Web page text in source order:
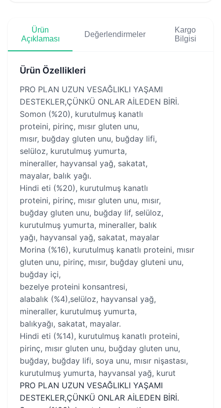
Ürün
Açıklaması
Değerlendirmeler
Kargo
Bilgisi
Ürün Özellikleri
PRO PLAN UZUN VESAĞLIKLI YAŞAMI
DESTEKLER,ÇÜNKÜ ONLAR AİLEDEN BİRİ.
Somon (%20), kurutulmuş kanatlı
proteini, pirinç, mısır gluten unu,
mısır, buğday gluten unu, buğday lifi,
selüloz, kurutulmuş yumurta,
mineraller, hayvansal yağ, sakatat,
mayalar, balık yağı.
Hindi eti (%20), kurutulmuş kanatlı
proteini, pirinç, mısır gluten unu, mısır,
buğday gluten unu, buğday lif, selüloz,
kurutulmuş yumurta, mineraller, balık
yağı, hayvansal yağ, sakatat, mayalar
Morina (%16), kurutulmuş kanatlı proteini, mısır
gluten unu, pirinç, mısır, buğday gluteni unu,
buğday içi,
bezelye proteini konsantresi,
alabalık (%4),selüloz, hayvansal yağ,
mineraller, kurutulmuş yumurta,
balıkyağı, sakatat, mayalar.
Hindi eti (%14), kurutulmuş kanatlı proteini,
pirinç, mısır gluten unu, buğday gluten unu,
buğday, buğday lifi, soya unu, mısır nişastası,
kurutulmuş yumurta, hayvansal yağ, kurut
PRO PLAN UZUN VESAĞLIKLI YAŞAMI
DESTEKLER,ÇÜNKÜ ONLAR AİLEDEN BİRİ.